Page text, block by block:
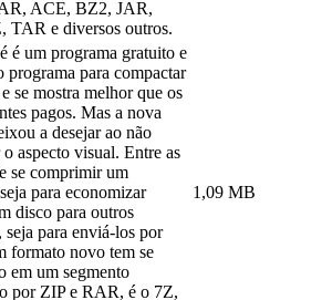
ACE, BZ2, JAR,
TAR e diversos outros.
é um programa gratuito e
programa para compactar
se mostra melhor que os
pagos. Mas a nova
a desejar ao não
aspecto visual. Entre as
se comprimir um
para economizar
disco para outros
seja para enviá-los por
formato novo tem se
em um segmento
por ZIP e RAR, é o 7Z,
1,09 MB